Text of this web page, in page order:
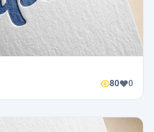
80 0